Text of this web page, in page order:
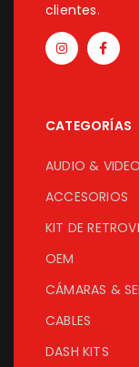
clientes.
CATEGORÍAS
AUDIO & VIDEO
ACCESORIOS
KIT DE
OEM
CÁMARAS &
CABLES
DASH KITS